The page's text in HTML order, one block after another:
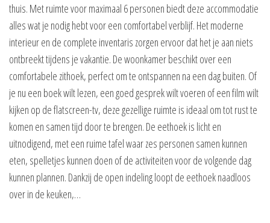
thuis. Met ruimte voor maximaal 6 personen biedt deze accommodatie
alles wat je nodig hebt voor een comfortabel verblijf. Het moderne
interieur en de complete inventaris zorgen ervoor dat het je aan niets
ontbreekt tijdens je vakantie. De woonkamer beschikt over een
comfortabele zithoek, perfect om te ontspannen na een dag buiten. Of
je nu een boek wilt lezen, een goed gesprek wilt voeren of een film wilt
kijken op de flatscreen-tv, deze gezellige ruimte is ideaal om tot rust te
komen en samen tijd door te brengen. De eethoek is licht en
uitnodigend, met een ruime tafel waar zes personen samen kunnen
eten, spelletjes kunnen doen of de activiteiten voor de volgende dag
kunnen plannen. Dankzij de open indeling loopt de eethoek naadloos
over in de keuken,…